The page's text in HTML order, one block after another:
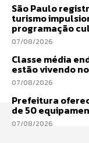
São Paulo
turismo
programação
07/08/2026
Classe média
estão vivendo
07/08/2026
Prefeitura
de 50
07/08/2026